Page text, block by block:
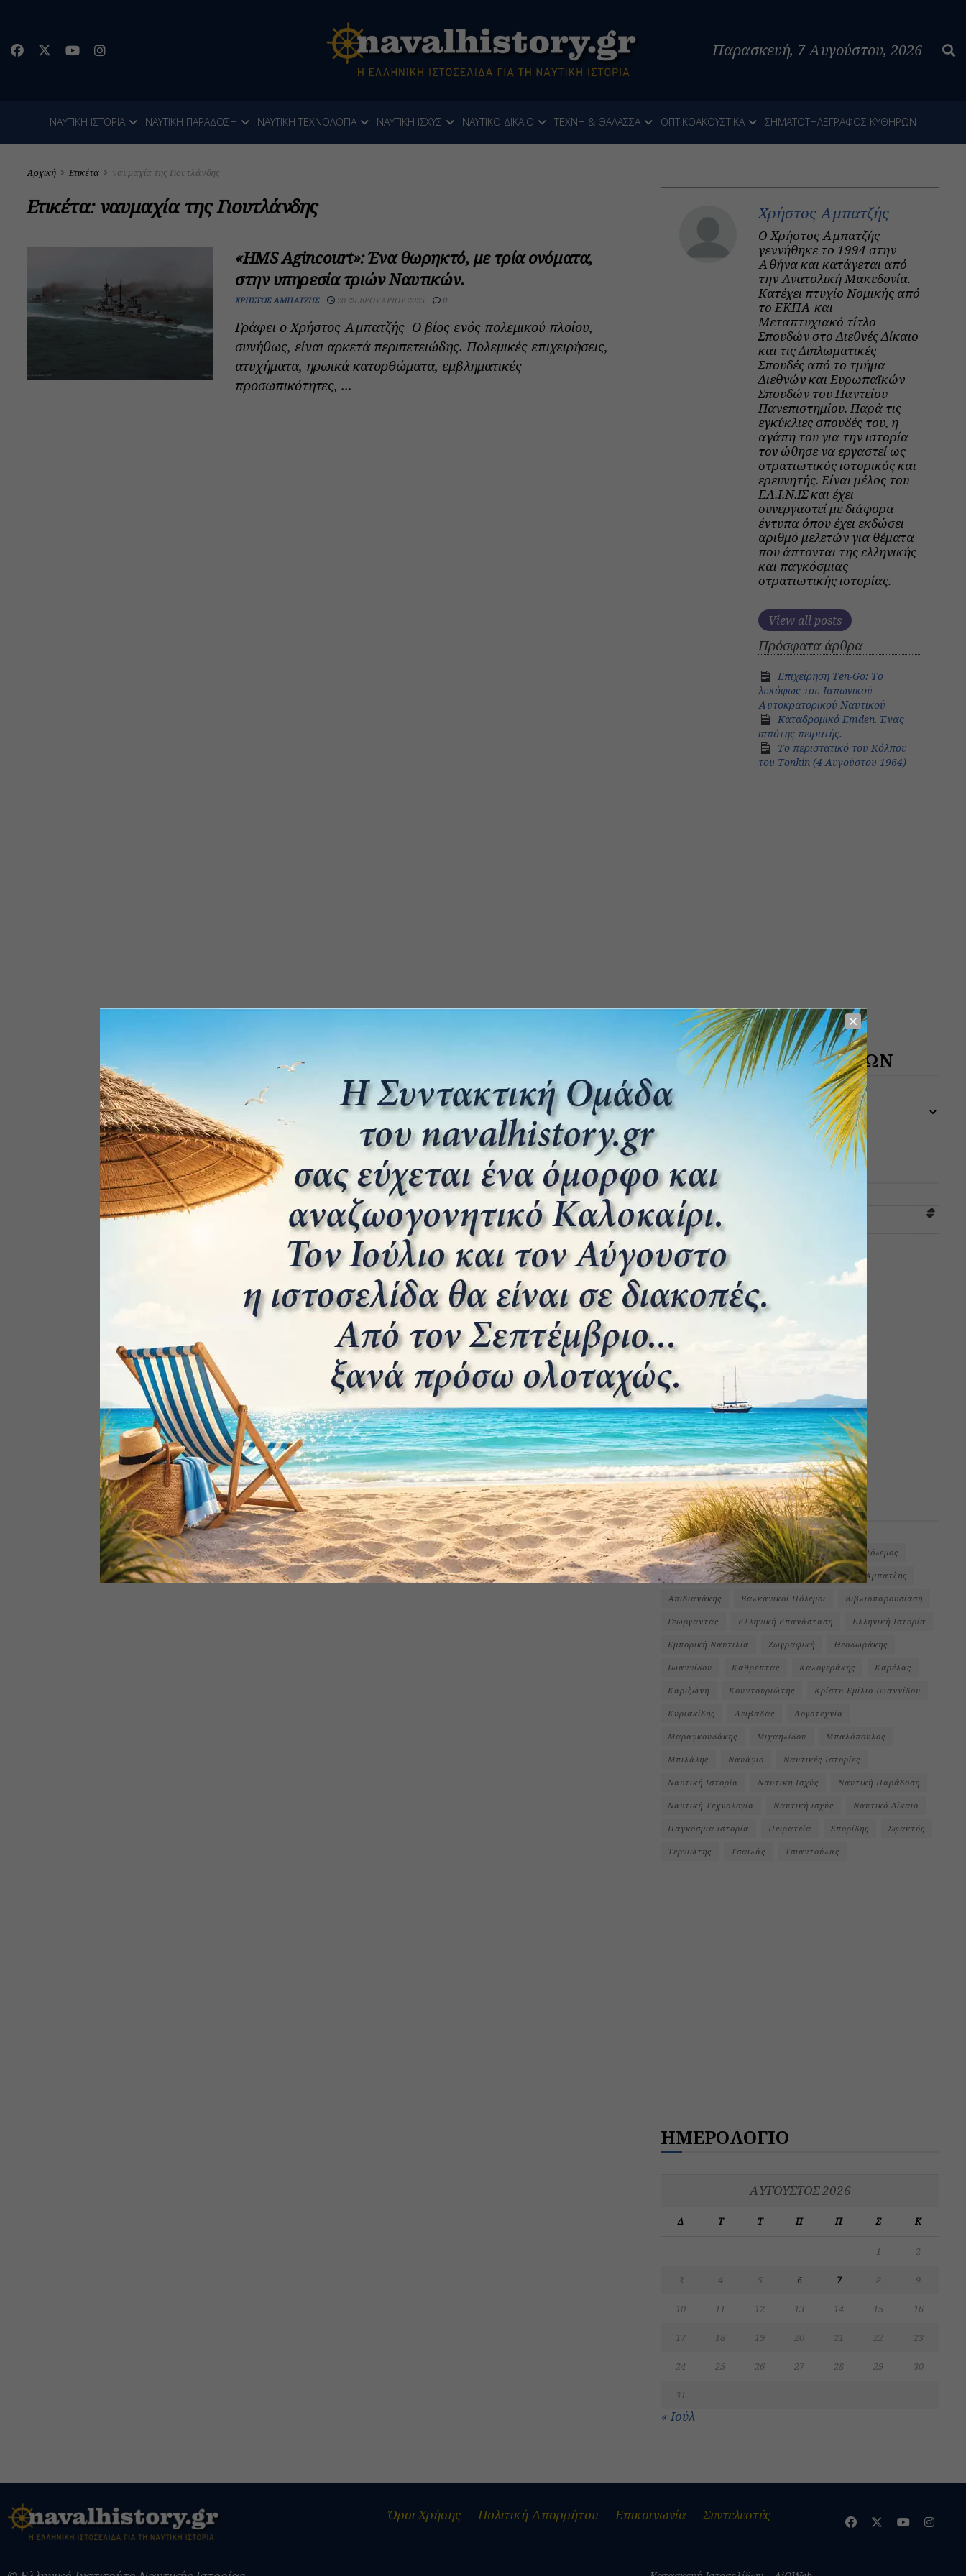
Παρασκευή, 7 Αυγούστου, 2026
ΝΑΥΤΙΚΗ ΙΣΤΟΡΙΑ ΝΑΥΤΙΚΗ ΠΑΡΑΔΟΣΗ ΝΑΥΤΙΚΗ ΤΕΧΝΟΛΟΓΙΑ ΝΑΥΤΙΚΗ ΙΣΧΥΣ ΝΑΥΤΙΚΟ ΔΙΚΑΙΟ ΤΕΧΝΗ & ΘΑΛΑΣΣΑ ΟΠΤΙΚΟΑΚΟΥΣΤΙΚΑ ΣΗΜΑΤΟΤΗΛΕΓΡΑΦΟΣ ΚΥΘΗΡΩΝ
Αρχική Ετικέτα ναυμαχία της Γιουτλάνδης
Ετικέτα:ναυμαχία της Γιουτλάνδης
«HMS Agincourt»: Ένα θωρηκτό, με τρία ονόματα,
στην υπηρεσία τριών Ναυτικών.
ΧΡΉΣΤΟΣ ΑΜΠΑΤΖΉΣ 20 ΦΕΒΡΟΥΑΡΊΟΥ 2025 0
Γράφει ο Χρήστος Αμπατζής Ο βίος ενός πολεμικού πλοίου,
συνήθως, είναι αρκετά περιπετειώδης. Πολεμικές επιχειρήσεις,
ατυχήματα, ηρωικά κατορθώματα, εμβληματικές
προσωπικότητες, ...
Χρήστος Αμπατζής
Ο Χρήστος Αμπατζής
γεννήθηκε το 1994 στην
Αθήνα και κατάγεται από
την Ανατολική Μακεδονία.
Κατέχει πτυχίο Νομικής από
το ΕΚΠΑ και
Μεταπτυχιακό τίτλο
Σπουδών στο Διεθνές Δίκαιο
και τις Διπλωματικές
Σπουδές από το τμήμα
Διεθνών και Ευρωπαϊκών
Σπουδών του Παντείου
Πανεπιστημίου. Παρά τις
εγκύκλιες σπουδές του, η
αγάπη του για την ιστορία
τον ώθησε να εργαστεί ως
στρατιωτικός ιστορικός και
ερευνητής. Είναι μέλος του
ΕΛ.Ι.Ν.ΙΣ και έχει
συνεργαστεί με διάφορα
έντυπα όπου έχει εκδώσει
αριθμό μελετών για θέματα
που άπτονται της ελληνικής
και παγκόσμιας
στρατιωτικής ιστορίας.
View all posts
Πρόσφατα άρθρα
Επιχείρηση Ten-Go: Το
λυκόφως του Ιαπωνικού
Αυτοκρατορικού Ναυτικού
Καταδρομικό Emden. Ένας
ιππότης πειρατής.
Το περιστατικό του Κόλπου
του Tonkin (4 Aυγούστου 1964)
ΑΡΧΕΙΟ ΔΗΜΟΣΙΕΥΣΕΩΝ
ΚΑΤΗΓΟΡΙΕΣ
Επιλογή κατηγορίας
ΕΤΙΚΕΤΕΣ
1ος Παγκόσμιος Πόλεμος 2ος Παγκόσμιος Πόλεμος
Podcast Ύδρα Αίγινα Αβέρωφ Αμπατζής
Απιδιανάκης Βαλκανικοί Πόλεμοι Βιβλιοπαρουσίαση
Γεωργαντάς Ελληνική Επανάσταση Ελληνική Ιστορία
Εμπορική Ναυτιλία Ζωγραφική Θεοδωράκης
Ιωαννίδου Καθρέπτας Καλογεράκης Καρέλας
Καριζώνη Κουντουριώτης Κρίστυ Εμίλιο Ιωαννίδου
Κυριακίδης Λειβαδάς Λογοτεχνία
Μαραγκουδάκης Μιχαηλίδου Μπαλόπουλος
Μπιλάλης Ναυάγιο Ναυτικές Ιστορίες
Ναυτική Ιστορία Ναυτική Ισχύς Ναυτική Παράδοση
Ναυτική Τεχνολογία Ναυτική ισχύς Ναυτικό Δίκαιο
Παγκόσμια ιστορία Πειρατεία Σπορίδης Σφακτός
Τερνιώτης Τσαϊλάς Τσιαντούλας
ΗΜΕΡΟΛΟΓΙΟ
ΑΎΓΟΥΣΤΟΣ 2026
Δ Τ Τ Π Π Σ Κ
1 2
3 4 5 6 7 8 9
10 11 12 13 14 15 16
17 18 19 20 21 22 23
24 25 26 27 28 29 30
31
« Ιούλ
Όροι Χρήσης Πολιτική Απορρήτου Επικοινωνία Συντελεστές